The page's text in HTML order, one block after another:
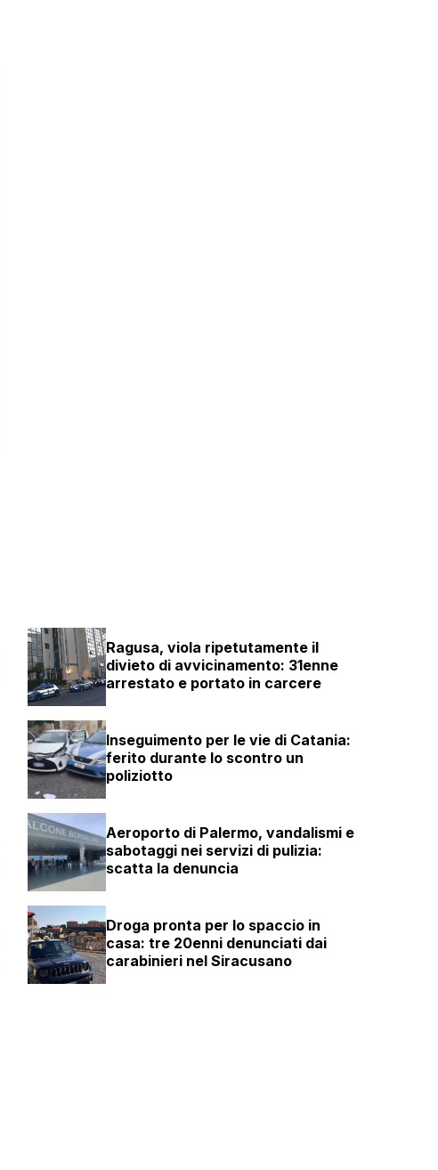
Ragusa, viola ripetutamente il
divieto di avvicinamento: 31enne
arrestato e portato in carcere
Inseguimento per le vie di Catania:
ferito durante lo scontro un
poliziotto
Aeroporto di Palermo, vandalismi e
sabotaggi nei servizi di pulizia:
scatta la denuncia
Droga pronta per lo spaccio in
casa: tre 20enni denunciati dai
carabinieri nel Siracusano